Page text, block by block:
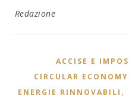
Redazione
ACCISE E
CIRCULAR ECONOMY
ENERGIE RINNOVABILI ,